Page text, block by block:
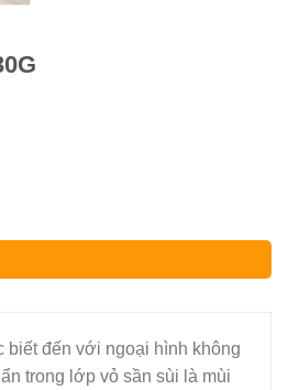
biết đến với ngoại hình không
trong lớp vỏ sần sùi là mùi